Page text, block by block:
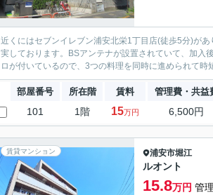
近くにはセブンイレブン浦安北栄1丁目店(徒歩5分)が
実しております。BSアンテナが設置されていて、加入
ロが付いているので、3つの料理を同時に進められて
部屋番号 所在階 賃料 管理費・共益
101 1階 15万円 6,500円
賃貸マンション 浦安市堀江
ルオント
15.8万円 管